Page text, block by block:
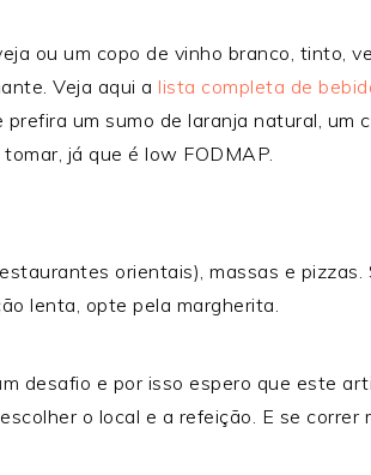
ou um copo de vinho branco, tinto,
Veja aqui a lista completa de
um sumo de laranja natural, um
já que é low FODMAP.
orientais), massas e pizzas.
lenta, opte pela margherita.
desafio e por isso espero que este
o local e a refeição. E se correr